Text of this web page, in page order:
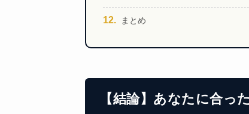
まとめ
【結論】あなたに合っ